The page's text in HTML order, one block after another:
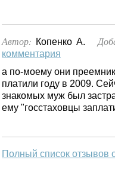
Автор: Копенко А.
комментария
а по-моему они
платили году в 2009.
знакомых муж был
ему "госстаховцы
Полный список отзывов